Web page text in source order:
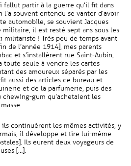
fallut partir à la guerre qu’il fit dans
souvent entendu se vanter d’avoir
automobile, se souvient Jacques
militaire, il est resté sept ans sous les
militariste ! Très peu de temps avant
de l’année 1914], mes parents
et s’installèrent rue Saint-Aubin,
toute seule à vendre les cartes
des amoureux séparés par les
aussi des articles de bureau et
et de la parfumerie, puis des
gum qu’achetaient les
continuèrent les mêmes activités, y
il développe et tire lui-même
Ils eurent deux voyageurs de
[…].